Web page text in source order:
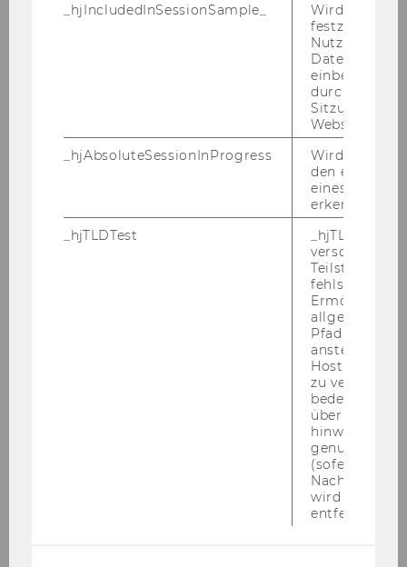
Veranstaltungen und Termine
npoInterview - Werner Kerschbaum spricht
Inside Impact - der Podcast des Social
Entrepreneurship Center (WU)
Die IT-Ecke im npoNewsletter
_hjIncludedInSessionSample_
Wird gesetzt,
festzustellen,
Nutzer in die
einbezogen
durch das
Sitzungslimit
Website
_hjAbsoluteSessionInProgress
Wird
den ersten
eines
erkennen.
_hjTLDTest
_hjTLDTest-
verschiedene
Teilstrings,
fehlschlägt.
Ermöglicht,
Pfad zu
anstelle des
Hostnamens
zu
bedeutet,
über
hinweg
genutzt
(sofern
Nach dieser
wird das
entfernt.